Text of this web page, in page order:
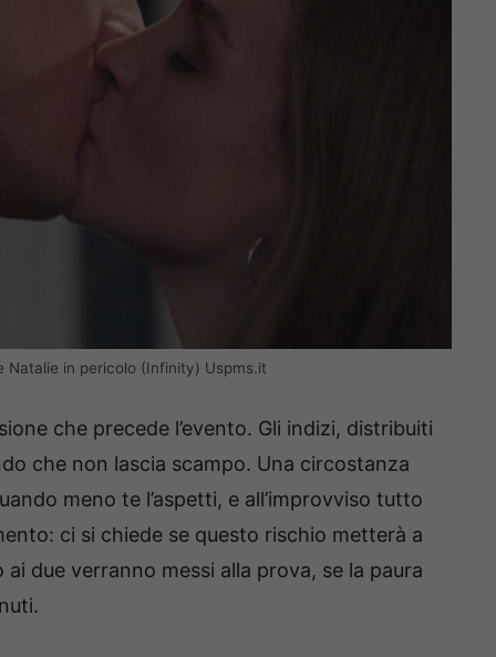
Natalie in pericolo (Infinity) Uspms.it
che precede l’evento. Gli indizi, distribuiti
che non lascia scampo. Una circostanza
meno te l’aspetti, e all’improvviso tutto
ci si chiede se questo rischio metterà a
due verranno messi alla prova, se la paura